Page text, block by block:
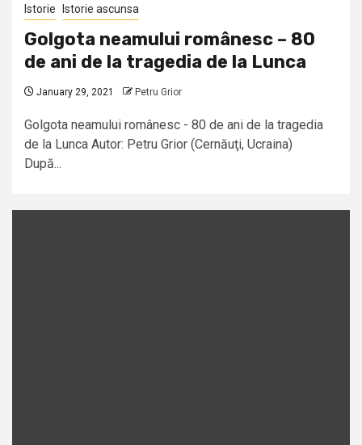
Istorie Istorie ascunsa
Golgota neamului românesc – 80
de ani de la tragedia de la Lunca
January 29, 2021 Petru Grior
Golgota neamului românesc - 80 de ani de la tragedia
de la Lunca Autor: Petru Grior (Cernăuţi, Ucraina)
După...